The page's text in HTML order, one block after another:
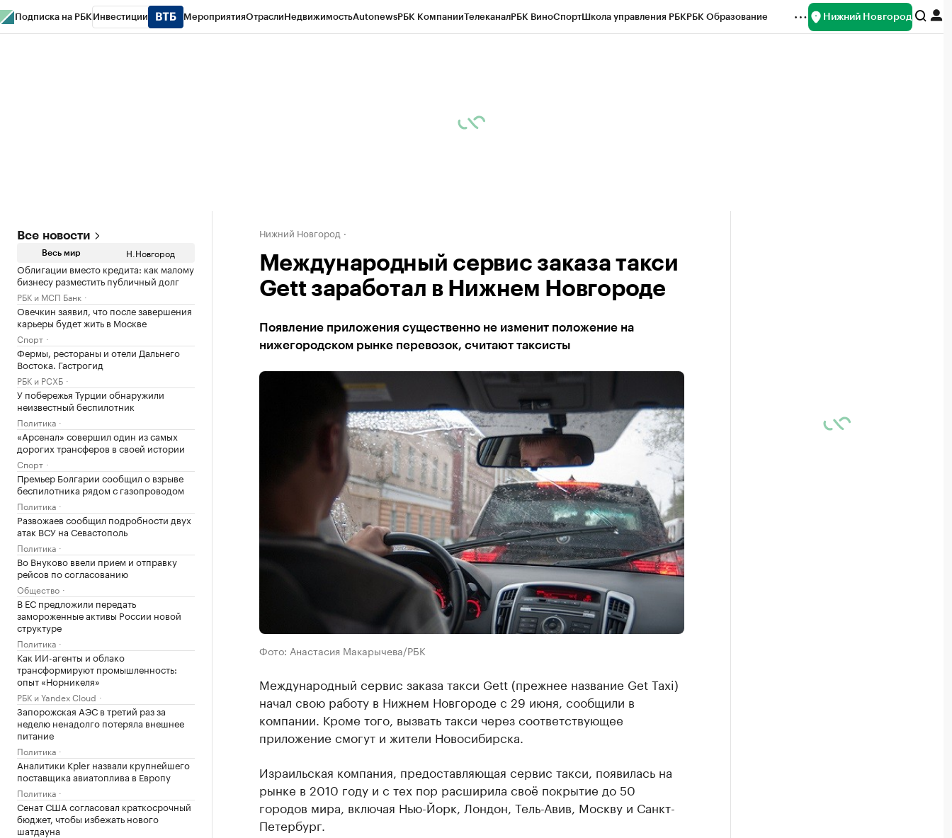
Подписка на РБК Инвестиции МероприятияОтраслиНедвижимостьAutonewsРБК КомпанииТелеканалРБК ВиноСпортШкола управления РБКРБК Образование Нижний Новгород
Все новости
Весь мир Н.Новгород
Облигации вместо кредита: как малому
бизнесу разместить публичный долг
РБК и МСП Банк
Овечкин заявил, что после завершения
карьеры будет жить в Москве
Спорт
Фермы, рестораны и отели Дальнего
Востока. Гастрогид
РБК и РСХБ
У побережья Турции обнаружили
неизвестный беспилотник
Политика
«Арсенал» совершил один из самых
дорогих трансферов в своей истории
Спорт
Премьер Болгарии сообщил о взрыве
беспилотника рядом с газопроводом
Политика
Развожаев сообщил подробности двух
атак ВСУ на Севастополь
Политика
Во Внуково ввели прием и отправку
рейсов по согласованию
Общество
В ЕС предложили передать
замороженные активы России новой
структуре
Политика
Как ИИ-агенты и облако
трансформируют промышленность:
опыт «Норникеля»
РБК и Yandex Cloud
Запорожская АЭС в третий раз за
неделю ненадолго потеряла внешнее
питание
Политика
Аналитики Kpler назвали крупнейшего
поставщика авиатоплива в Европу
Политика
Сенат США согласовал краткосрочный
бюджет, чтобы избежать нового
шатдауна
Нижний Новгород
Международный сервис заказа такси
Gett заработал в Нижнем Новгороде
Появление приложения существенно не изменит положение на
нижегородском рынке перевозок, считают таксисты
Фото: Анастасия Макарычева/РБК
Международный сервис заказа такси Gett (прежнее название Get Taxi)
начал свою работу в Нижнем Новгороде с 29 июня, сообщили в
компании. Кроме того, вызвать такси через соответствующее
приложение смогут и жители Новосибирска.
Израильская компания, предоставляющая сервис такси, появилась на
рынке в 2010 году и с тех пор расширила своё покрытие до 50
городов мира, включая Нью-Йорк, Лондон, Тель-Авив, Москву и Санкт-
Петербург.